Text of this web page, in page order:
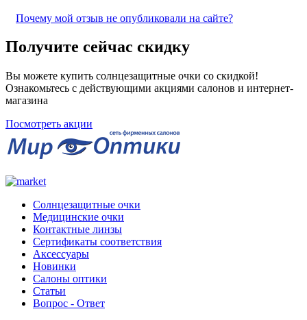
Почему мой отзыв не опубликовали на сайте?
Получите сейчас скидку
Вы можете купить солнцезащитные очки со скидкой!
Ознакомьтесь с действующими акциями салонов и интернет-
магазина
Посмотреть акции
Солнцезащитные очки
Медицинские очки
Контактные линзы
Сертификаты соответствия
Аксессуары
Новинки
Салоны оптики
Статьи
Вопрос - Ответ